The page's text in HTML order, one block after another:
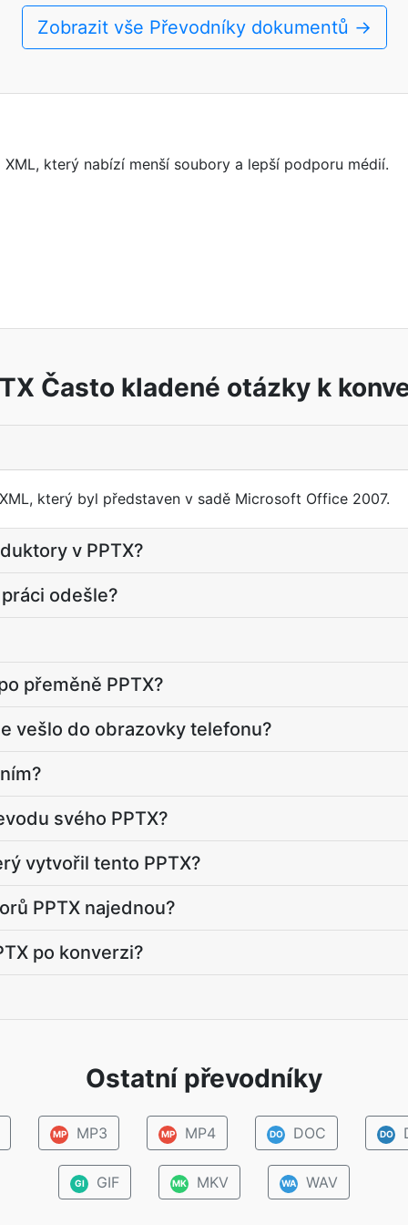
Zobrazit vše Převodníky dokumentů →
který nabízí menší soubory a lepší podporu médií.
Často kladené otázky k
který byl představen v sadě Microsoft Office 2007.
v PPTX?
odešle?
přeměně PPTX?
vešlo do obrazovky telefonu?
svého PPTX?
vytvořil tento PPTX?
PPTX najednou?
po konverzi?
Ostatní převodníky
MP MP3 MP MP4 DO DOC DO
GI GIF MK MKV WA WAV